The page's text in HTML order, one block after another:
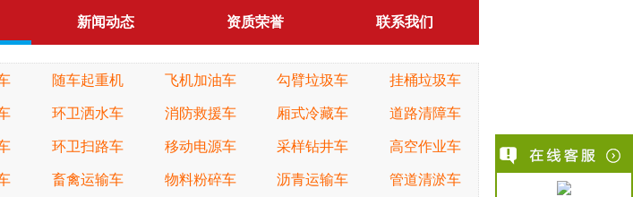
新闻动态 资质荣誉 联系我们
随车起重机 飞机加油车 勾臂垃圾车 挂桶垃圾车
环卫洒水车 消防救援车 厢式冷藏车 道路清障车
环卫扫路车 移动电源车 采样钻井车 高空作业车
畜禽运输车 物料粉碎车 沥青运输车 管道清淤车